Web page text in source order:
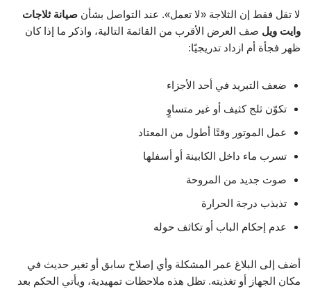
لا تقل فقط إن الثلاجة «لا تعمل». عند التواصل بشأن صيانة ثلاجات
وايت ويل صف العرض الأقرب من القائمة التالية، واذكر ما إذا كان
ظهر فجأة أم ازداد تدريجيًا:
ضعف التبريد في أحد الأجزاء
تكوّن ثلج كثيف أو غير متساوٍ
عمل الموتور وقتًا أطول من المعتاد
تسرب ماء داخل الكابينة أو أسفلها
صوت جديد من المروحة
تذبذب درجة الحرارة
عدم إحكام الباب أو تكاثف حوله
أضف إلى البلاغ عمر المشكلة وأي إصلاح سابق أو تغير حديث في
مكان الجهاز أو تغذيته. تظل هذه ملاحظات تمهيدية، ويأتي الحكم بعد